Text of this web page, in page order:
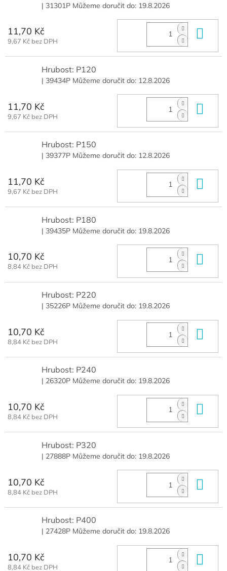
| 31301P Můžeme doručit do: 19.8.2026
11,70 Kč
9,67 Kč bez DPH
Hrubost: P120
| 39434P Můžeme doručit do: 12.8.2026
11,70 Kč
9,67 Kč bez DPH
Hrubost: P150
| 39377P Můžeme doručit do: 12.8.2026
11,70 Kč
9,67 Kč bez DPH
Hrubost: P180
| 39435P Můžeme doručit do: 19.8.2026
10,70 Kč
8,84 Kč bez DPH
Hrubost: P220
| 35226P Můžeme doručit do: 19.8.2026
10,70 Kč
8,84 Kč bez DPH
Hrubost: P240
| 26320P Můžeme doručit do: 19.8.2026
10,70 Kč
8,84 Kč bez DPH
Hrubost: P320
| 27888P Můžeme doručit do: 19.8.2026
10,70 Kč
8,84 Kč bez DPH
Hrubost: P400
| 27428P Můžeme doručit do: 19.8.2026
10,70 Kč
8,84 Kč bez DPH